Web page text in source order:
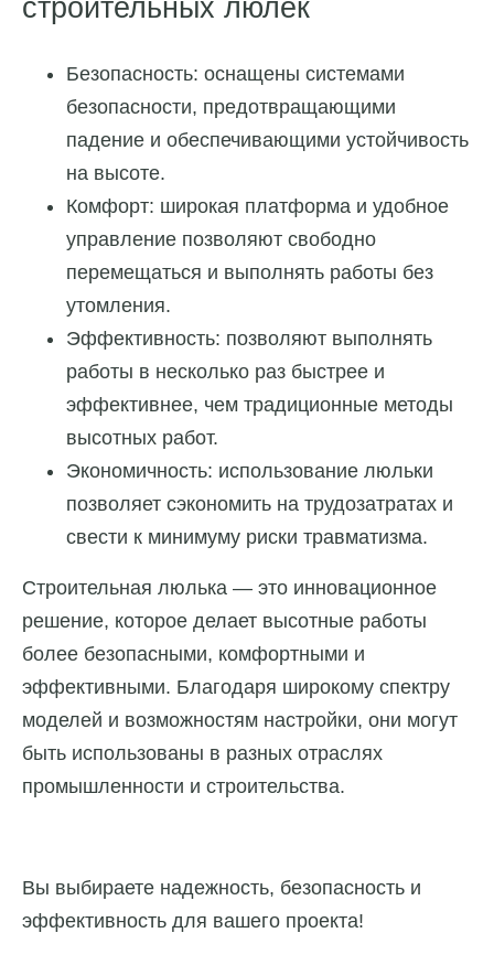
строительных люлек
Безопасность: оснащены системами
безопасности, предотвращающими
падение и обеспечивающими устойчивость
на высоте.
Комфорт: широкая платформа и удобное
управление позволяют свободно
перемещаться и выполнять работы без
утомления.
Эффективность: позволяют выполнять
работы в несколько раз быстрее и
эффективнее, чем традиционные методы
высотных работ.
Экономичность: использование люльки
позволяет сэкономить на трудозатратах и
свести к минимуму риски травматизма.
Строительная люлька — это инновационное
решение, которое делает высотные работы
более безопасными, комфортными и
эффективными. Благодаря широкому спектру
моделей и возможностям настройки, они могут
быть использованы в разных отраслях
промышленности и строительства.
Вы выбираете надежность, безопасность и
эффективность для вашего проекта!